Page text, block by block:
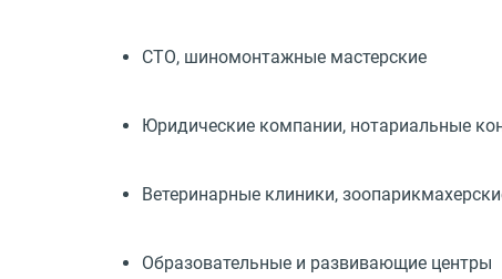
СТО, шиномонтажные мастерские
Юридические компании, нотариальные
Ветеринарные клиники,
Образовательные и развивающие центры